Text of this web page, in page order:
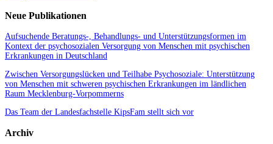
Neue Publikationen
Aufsuchende Beratungs-, Behandlungs- und Unterstützungsformen im
Kontext der psychosozialen Versorgung von Menschen mit psychischen
Erkrankungen in Deutschland
Zwischen Versorgungslücken und Teilhabe Psychosoziale: Unterstützung
von Menschen mit schweren psychischen Erkrankungen im ländlichen
Raum Mecklenburg-Vorpommerns
Das Team der Landesfachstelle KipsFam stellt sich vor
Archiv